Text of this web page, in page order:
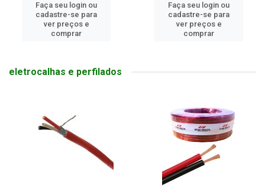
Faça seu login ou
cadastre-se para
ver preços e
comprar
Faça seu login ou
cadastre-se para
ver preços e
comprar
eletrocalhas e perfilados